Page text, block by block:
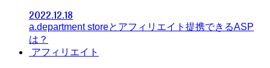
2022.12.18
a.department storeとアフィリエイト提携できるASP
は？
アフィリエイト